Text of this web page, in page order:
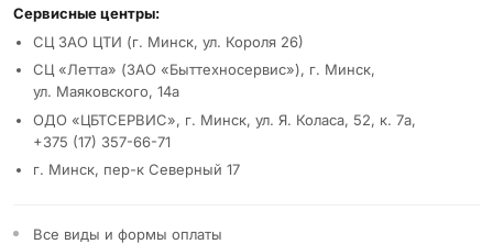
Сервисные центры:
СЦ ЗАО ЦТИ (г. Минск, ул. Короля 26)
СЦ «Летта» (ЗАО «Быттехносервис»), г. Минск,
ул. Маяковского, 14а
ОДО «ЦБТСЕРВИС», г. Минск, ул. Я. Коласа, 52, к. 7а,
+375 (17) 357-66-71
г. Минск, пер-к Северный 17
Все виды и формы оплаты